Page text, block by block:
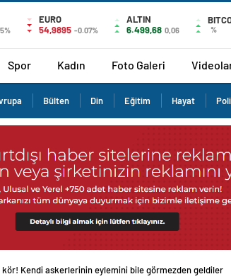
EURO
54,9895 -0.07%
ALTIN
6.499,68 0,06 %
Spor Kadın Foto Galeri
Bülten Din Eğitim Hayat
kör! Kendi askerlerinin eylemini bile görmezden geldiler